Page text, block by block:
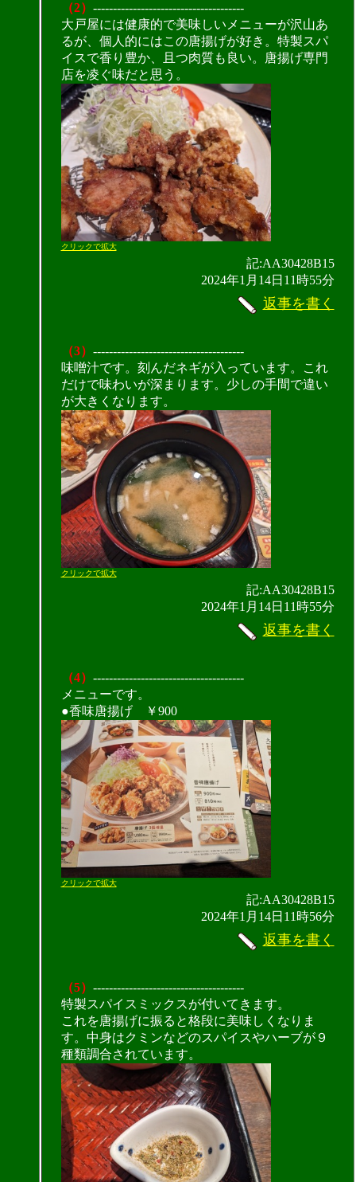
（2） --------------------------------------
大戸屋には健康的で美味しいメニューが沢山あ
るが、個人的にはこの唐揚げが好き。特製スパ
イスで香り豊か、且つ肉質も良い。唐揚げ専門
店を凌ぐ味だと思う。
クリックで拡大
記:AA30428B15
2024年1月14日11時55分
返事を書く
（3） --------------------------------------
味噌汁です。刻んだネギが入っています。これ
だけで味わいが深まります。少しの手間で違い
が大きくなります。
クリックで拡大
記:AA30428B15
2024年1月14日11時55分
返事を書く
（4） --------------------------------------
メニューです。
●香味唐揚げ ￥900
クリックで拡大
記:AA30428B15
2024年1月14日11時56分
返事を書く
（5） --------------------------------------
特製スパイスミックスが付いてきます。
これを唐揚げに振ると格段に美味しくなりま
す。中身はクミンなどのスパイスやハーブが９
種類調合されています。